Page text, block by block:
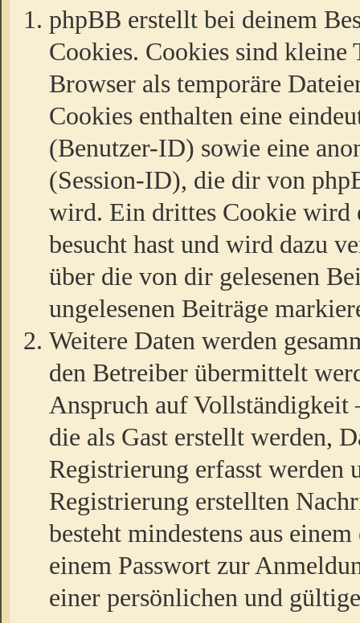
phpBB erstellt bei deinem
Cookies. Cookies sind kleine
Browser als temporäre
Cookies enthalten eine
(Benutzer-ID) sowie eine
(Session-ID), die dir von
wird. Ein drittes Cookie wird
besucht hast und wird dazu
über die von dir gelesenen
ungelesenen Beiträge
Weitere Daten werden
den Betreiber übermittelt
Anspruch auf
die als Gast erstellt werden,
Registrierung erfasst werden
Registrierung erstellten
besteht mindestens aus
einem Passwort zur
einer persönlichen und